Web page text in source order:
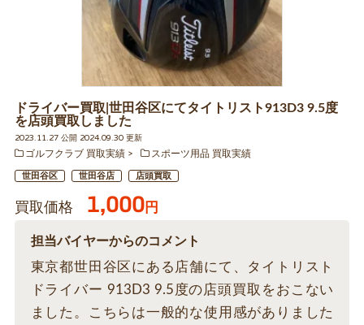
ドライバー買取|世田谷区にてタイトリスト913D3 9.5度
を店頭買取しました
2023.11.27 公開 2024.09.30 更新
ゴルフクラブ 買取実績
スポーツ用品 買取実績
世田谷区 世田谷店 店頭買取
買取価格 1,000円
担当バイヤーからのコメント
東京都世田谷区にある店舗にて、タイトリスト
ドライバー 913D3 9.5度の店頭買取をおこない
ました。こちらは一般的な使用感がありました